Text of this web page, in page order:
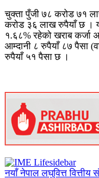
चुक्ता पुँजी ७८ करोड ७१
करोड ३६ लाख रुपैयाँ छ ।
१.६८% रहेको खराब कर्जा
आम्दानी ८ रुपैयाँ ८७ पैसा
रुपैयाँ ५१ पैसा छ ।
नयाँ नेपाल लघुवित्त